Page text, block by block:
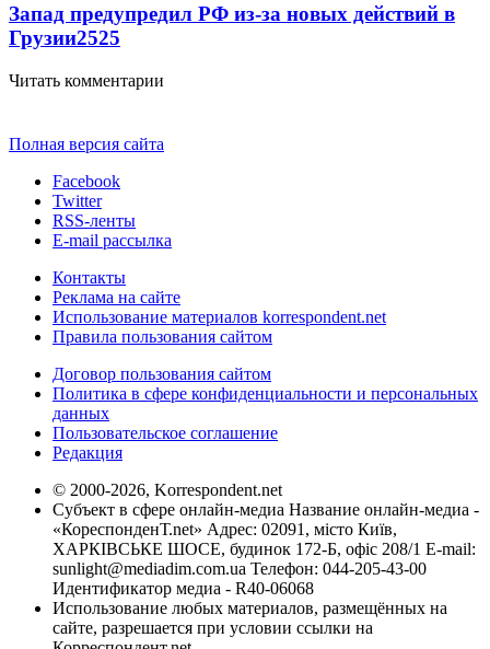
Запад предупредил РФ из-за новых действий в
Грузии2525
Читать комментарии
Полная версия сайта
Facebook
Twitter
RSS-ленты
E-mail рассылка
Контакты
Реклама на сайте
Использование материалов korrespondent.net
Правила пользования сайтом
Договор пользования сайтом
Политика в сфере конфиденциальности и персональных
данных
Пользовательское соглашение
Редакция
© 2000-2026, Korrespondent.net
Субъект в сфере онлайн-медиа Название онлайн-медиа -
«КореспонденТ.net» Адрес: 02091, місто Київ,
ХАРКІВСЬКЕ ШОСЕ, будинок 172-Б, офіс 208/1 E-mail:
sunlight@mediadim.com.ua Телефон: 044-205-43-00
Идентификатор медиа - R40-06068
Использование любых материалов, размещённых на
сайте, разрешается при условии ссылки на